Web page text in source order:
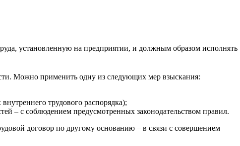
установленную на предприятии, и должным образом исполнять
Можно применить одну из следующих мер взыскания:
трудового распорядка);
– с соблюдением предусмотренных законодательством правил.
договор по другому основанию – в связи с совершением